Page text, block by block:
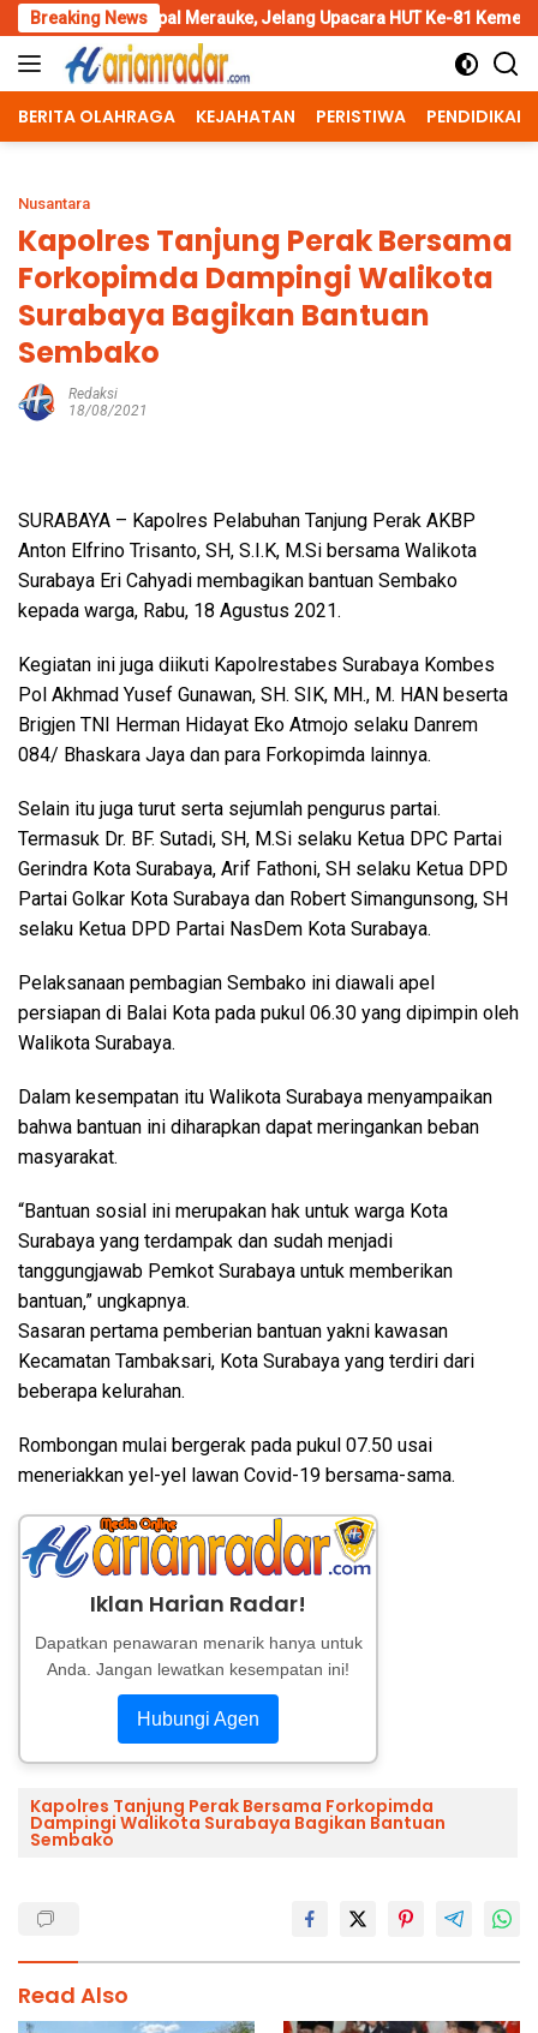
Skip
to
content
Breaking News
Jelang Upacara HUT Ke-81 Kemerdekaan RI
BERITA OLAHRAGA KEJAHATAN PERISTIWA PENDIDIKAN
Nusantara
Kapolres Tanjung Perak Bersama
Forkopimda Dampingi Walikota
Surabaya Bagikan Bantuan
Sembako
Redaksi
18/08/2021
SURABAYA – Kapolres Pelabuhan Tanjung Perak AKBP
Anton Elfrino Trisanto, SH, S.I.K, M.Si bersama Walikota
Surabaya Eri Cahyadi membagikan bantuan Sembako
kepada warga, Rabu, 18 Agustus 2021.
Kegiatan ini juga diikuti Kapolrestabes Surabaya Kombes
Pol Akhmad Yusef Gunawan, SH. SIK, MH., M. HAN beserta
Brigjen TNI Herman Hidayat Eko Atmojo selaku Danrem
084/ Bhaskara Jaya dan para Forkopimda lainnya.
Selain itu juga turut serta sejumlah pengurus partai.
Termasuk Dr. BF. Sutadi, SH, M.Si selaku Ketua DPC Partai
Gerindra Kota Surabaya, Arif Fathoni, SH selaku Ketua DPD
Partai Golkar Kota Surabaya dan Robert Simangunsong, SH
selaku Ketua DPD Partai NasDem Kota Surabaya.
Pelaksanaan pembagian Sembako ini diawali apel
persiapan di Balai Kota pada pukul 06.30 yang dipimpin oleh
Walikota Surabaya.
Dalam kesempatan itu Walikota Surabaya menyampaikan
bahwa bantuan ini diharapkan dapat meringankan beban
masyarakat.
“Bantuan sosial ini merupakan hak untuk warga Kota
Surabaya yang terdampak dan sudah menjadi
tanggungjawab Pemkot Surabaya untuk memberikan
bantuan,” ungkapnya.
Sasaran pertama pemberian bantuan yakni kawasan
Kecamatan Tambaksari, Kota Surabaya yang terdiri dari
beberapa kelurahan.
Rombongan mulai bergerak pada pukul 07.50 usai
meneriakkan yel-yel lawan Covid-19 bersama-sama.
Iklan Harian Radar!
Dapatkan penawaran menarik hanya untuk
Anda. Jangan lewatkan kesempatan ini!
Hubungi Agen
Kapolres Tanjung Perak Bersama Forkopimda
Dampingi Walikota Surabaya Bagikan Bantuan
Sembako
Read Also